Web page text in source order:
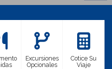
Excursiones
Opcionales
Cotice Su
Viaje